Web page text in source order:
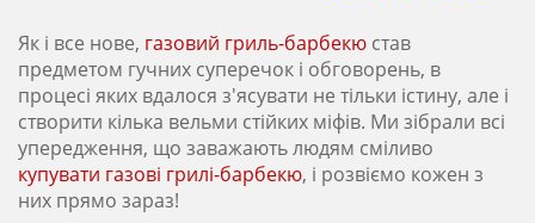
Як і все нове, газовий гриль-барбекю став
предметом гучних суперечок і обговорень, в
процесі яких вдалося з'ясувати не тільки істину, але і
створити кілька вельми стійких міфів. Ми зібрали всі
упередження, що заважають людям сміливо
купувати газові грилі-барбекю, і розвіємо кожен з
них прямо зараз!